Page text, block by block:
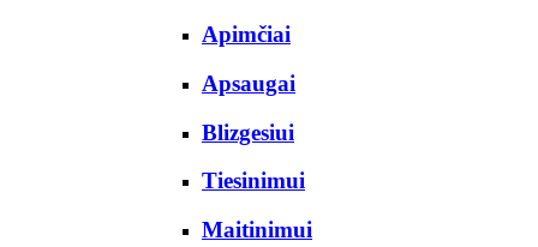
Apimčiai
Apsaugai
Blizgesiui
Tiesinimui
Maitinimui